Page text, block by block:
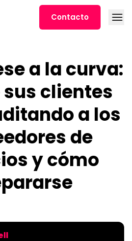
Contacto Abrir
a la curva:
sus clientes
a los
de
y cómo